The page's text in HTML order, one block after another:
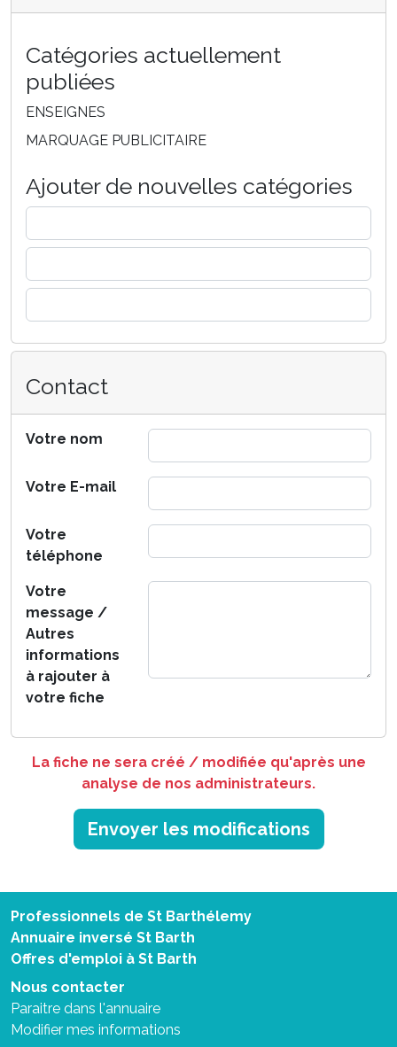
Catégories actuellement
publiées
ENSEIGNES
MARQUAGE PUBLICITAIRE
Ajouter de nouvelles catégories
Contact
Votre nom
Votre E-mail
Votre
téléphone
Votre
message /
Autres
informations
à rajouter à
votre fiche
La fiche ne sera créé / modifiée qu'après une
analyse de nos administrateurs.
Envoyer les modifications
Professionnels de St Barthélemy
Annuaire inversé St Barth
Offres d'emploi à St Barth
Nous contacter
Paraitre dans l'annuaire
Modifier mes informations